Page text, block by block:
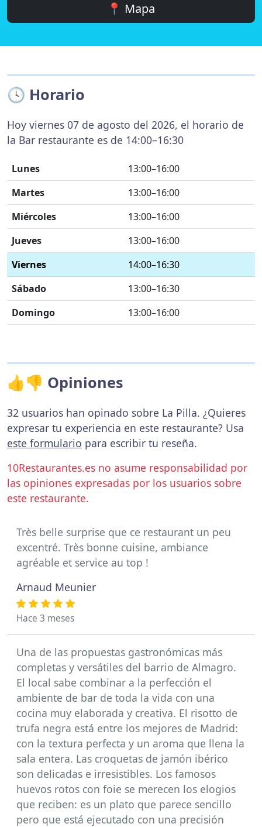
📍 Mapa
🕓 Horario
Hoy viernes 07 de agosto del 2026, el horario de
la Bar restaurante es de 14:00–16:30
Lunes
13:00–16:00
Martes
13:00–16:00
Miércoles
13:00–16:00
Jueves
13:00–16:00
Viernes
14:00–16:30
Sábado
13:00–16:30
Domingo
13:00–16:00
👍👎 Opiniones
32 usuarios han opinado sobre La Pilla. ¿Quieres
expresar tu experiencia en este restaurante? Usa
este formulario para escribir tu reseña.
10Restaurantes.es no asume responsabilidad por
las opiniones expresadas por los usuarios sobre
este restaurante.
Très belle surprise que ce restaurant un peu
excentré. Très bonne cuisine, ambiance
agréable et service au top !
Arnaud Meunier
Hace 3 meses
Una de las propuestas gastronómicas más
completas y versátiles del barrio de Almagro.
El local sabe combinar a la perfección el
ambiente de bar de toda la vida con una
cocina muy elaborada y creativa. El risotto de
trufa negra está entre los mejores de Madrid:
con la textura perfecta y un aroma que llena la
sala entera. Las croquetas de jamón ibérico
son delicadas e irresistibles. Los famosos
huevos rotos con foie se merecen los elogios
que reciben: es un plato que parece sencillo
pero que está ejecutado con una precisión